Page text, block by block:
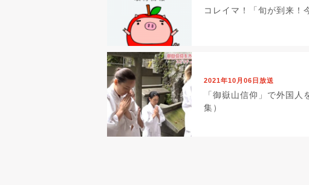
コレイマ！「旬が到来
2021年10月06日放送
「御嶽山信仰」で外国
集）